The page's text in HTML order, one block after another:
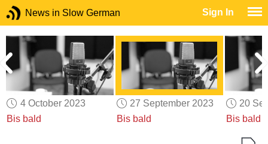
News in Slow German Sign In
4 October 2023
Bis bald
27 September 2023
Bis bald
20
Bis bald